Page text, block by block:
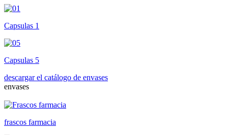
Capsulas 1
Capsulas 5
descargar el catálogo de envases
envases
frascos farmacia